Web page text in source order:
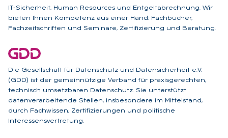
IT-Sicherheit, Human Resources und Entgeltabrechnung. Wir
bieten Ihnen Kompetenz aus einer Hand: Fachbücher,
Fachzeitschriften und Seminare, Zertifizierung und Beratung.
Die Gesellschaft für Datenschutz und Datensicherheit e.V.
(GDD) ist der gemeinnützige Verband für praxisgerechten,
technisch umsetzbaren Datenschutz. Sie unterstützt
datenverarbeitende Stellen, insbesondere im Mittelstand,
durch Fachwissen, Zertifizierungen und politische
Interessensvertretung.